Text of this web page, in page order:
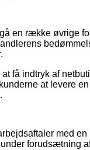
en række øvrige
få indtryk af
at levere
med
forudsætning